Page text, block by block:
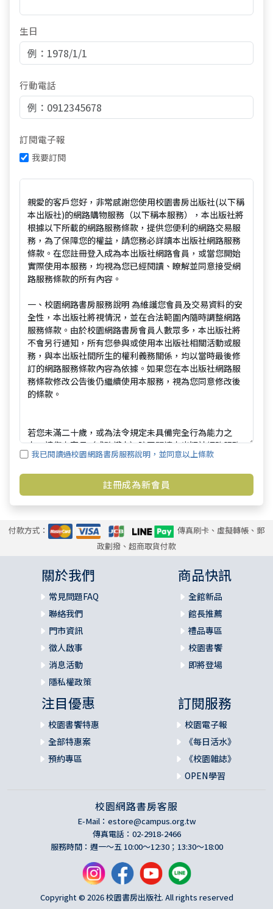
生日
行動電話
訂閱電子報
我要訂閱
我已閱讀過校園網路書房服務說明，並同意以上條款
付款方式：
傳真刷卡、虛擬轉帳、郵
政劃撥、超商取貨付款
關於我們
常見問題FAQ
聯絡我們
門市資訊
徵人啟事
消息活動
隱私權政策
商品快訊
全館新品
館長推薦
禮品專區
校園書饗
即將登場
注目優惠
校園書饗特惠
全部特惠案
預約專區
訂閱服務
校園電子報
《每日活水》
《校園雜誌》
OPEN學習
校園網路書房客服
E-Mail： estore@campus.org.tw
傳真電話：02-2918-2466
服務時間：週一～五 10:00～12:30；13:30～18:00
Copyright © 2026 校園書房出版社. All rights reserved